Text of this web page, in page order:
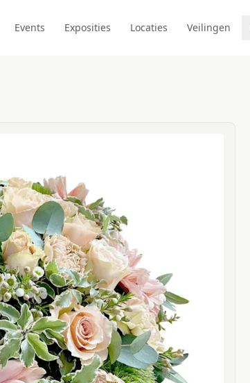
Events Exposities Locaties Veilingen